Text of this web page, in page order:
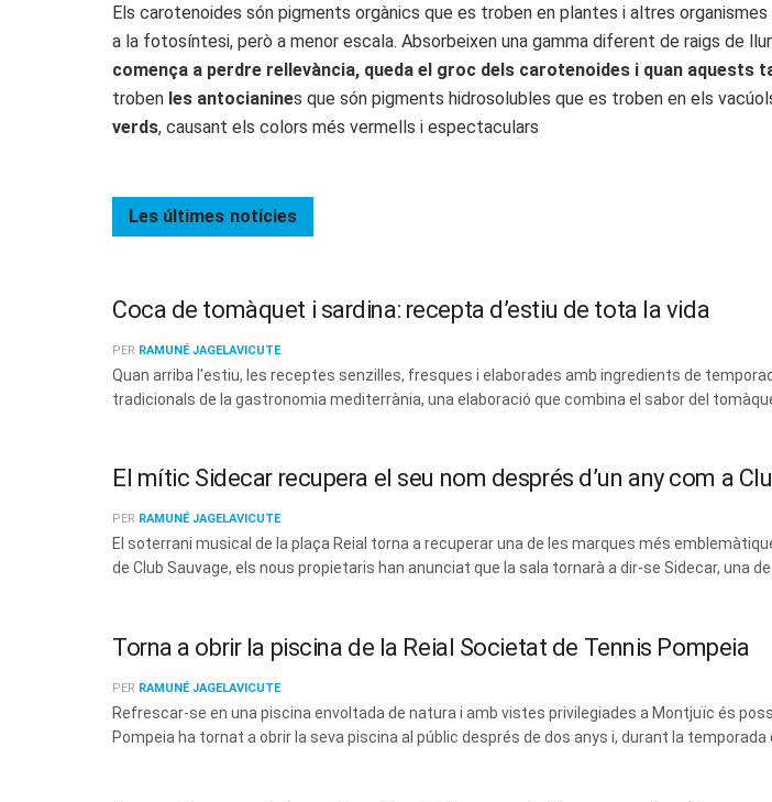
Els carotenoides són pigments orgànics que es troben en plantes i altres
a la fotosíntesi, però a menor escala. Absorbeixen una gamma diferent de raigs de
comença a perdre rellevància, queda el groc dels carotenoides i quan
troben les antocianines que són pigments hidrosolubles que es troben en els
verds, causant els colors més vermells i espectaculars
Les últimes notícies
Coca de tomàquet i sardina: recepta d’estiu de tota la vida
PER RAMUNÉ JAGELAVICUTE
Quan arriba l'estiu, les receptes senzilles, fresques i elaborades amb ingredients de
tradicionals de la gastronomia mediterrània, una elaboració que combina el sabor del
El mític Sidecar recupera el seu nom després d’un any com a
PER RAMUNÉ JAGELAVICUTE
El soterrani musical de la plaça Reial torna a recuperar una de les marques més
de Club Sauvage, els nous propietaris han anunciat que la sala tornarà a dir-se Sidecar, una
Torna a obrir la piscina de la Reial Societat de Tennis Pompeia
PER RAMUNÉ JAGELAVICUTE
Refrescar-se en una piscina envoltada de natura i amb vistes privilegiades a Montjuïc és
Pompeia ha tornat a obrir la seva piscina al públic després de dos anys i, durant la temporada